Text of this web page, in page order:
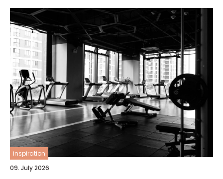
inspiration
09. July 2026